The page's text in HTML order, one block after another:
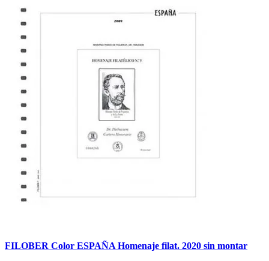
FILOBER Color ESPAÑA Homenaje filat. 2020 sin montar